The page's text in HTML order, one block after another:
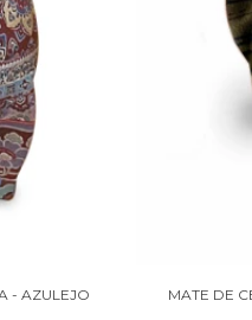
- AZULEJO
MATE DE